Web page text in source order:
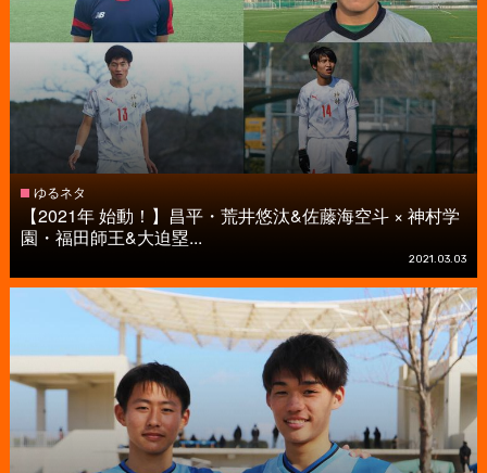
ゆるネタ
【2021年 始動！】昌平・荒井悠汰&佐藤海空斗 × 神村学
園・福田師王&大迫塁...
2021.03.03